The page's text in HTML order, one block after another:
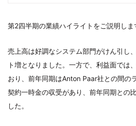
第2四半期の業績ハイライトをご説明しま
売上高は好調なシステム部門がけん引し
ト増となりました。一方で、利益面では
おり、前年同期はAnton Paar社との間の
契約一時金の収受があり、前年同期との
した。